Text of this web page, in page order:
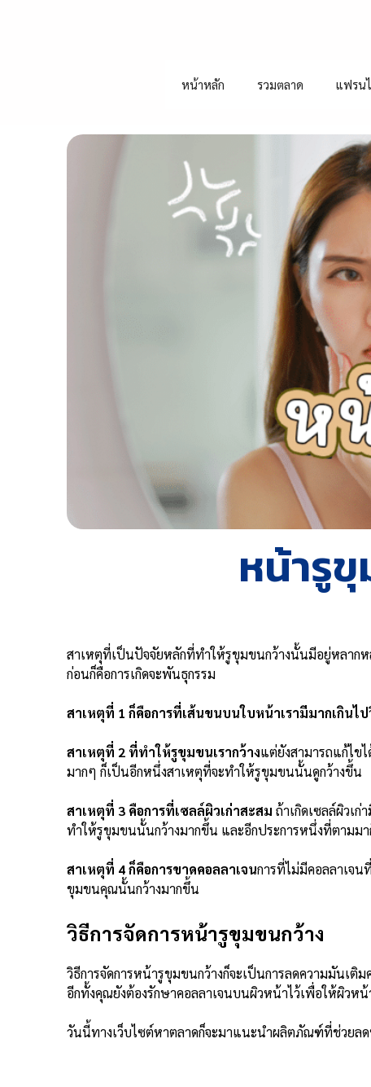
หน้าหลัก รวมตลาด แฟรน
หน้ารูขุ
สาเหตุที่เป็นปัจจัยหลักที่ทำให้รูขุมขนกว้างนั้นมีอยู่หลากห
ก่อนก็คือการเกิดจะพันธุกรรม
สาเหตุที่ 1 ก็คือการที่เส้นขนบนใบหน้าเรามีมากเกินไป
สาเหตุที่ 2 ที่ทำให้รูขุมขนเรากว้างแต่ยังสามารถแก้ไ
มากๆ ก็เป็นอีกหนึ่งสาเหตุที่จะทำให้รูขุมขนนั้นดูกว้างขึ้น
สาเหตุที่ 3 คือการที่เซลล์ผิวเก่าสะสม ถ้าเกิดเซลล์ผิวเ
ทำให้รูขุมขนนั้นกว้างมากขึ้น และอีกประการหนึ่งที่ตามม
สาเหตุที่ 4 ก็คือการขาดคอลลาเจนการที่ไม่มีคอลลาเจ
ขุมขนคุณนั้นกว้างมากขึ้น
วิธีการจัดการหน้ารูขุมขนกว้าง
วิธีการจัดการหน้ารูขุมขนกว้างก็จะเป็นการลดความมันเติ
อีกทั้งคุณยังต้องรักษาคอลลาเจนบนผิวหน้าไว้เพื่อให้ผิวห
วันนี้ทางเว็บไซต์หาตลาดก็จะมาแนะนำผลิตภัณฑ์ที่ช่วยล